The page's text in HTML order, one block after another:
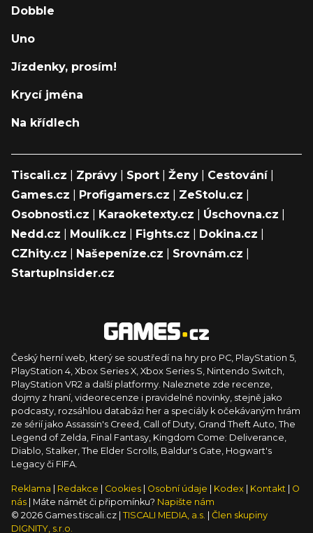
Dobble
Uno
Jízdenky, prosím!
Krycí jména
Na křídlech
Tiscali.cz Zprávy Sport Ženy Cestování|
Games.cz
Profigamers.cz ZeStolu.cz
Osobnosti.cz
Karaoketexty.cz Úschovna.cz
Nedd.cz
Moulík.cz Fights.cz Dokina.cz
CZhity.cz
Našepeníze.cz Srovnám.cz
StartupInsider.cz
Český herní web, který se soustředí na hry pro PC, PlayStation 5,
PlayStation 4, Xbox Series X, Xbox Series S, Nintendo Switch,
PlayStation VR2 a další platformy. Naleznete zde recenze,
dojmy z hraní, videorecenze i pravidelné novinky, stejně jako
podcasty, rozsáhlou databázi her a speciály k očekávaným hrám
ze sérií jako Assassin's Creed, Call of Duty, Grand Theft Auto, The
Legend of Zelda, Final Fantasy, Kingdom Come: Deliverance,
Diablo, Stalker, The Elder Scrolls, Baldur's Gate, Hogwart's
Legacy či FIFA.
Reklama Redakce Cookies Osobní údaje Kodex Kontakt
O
nás
| Máte námět či připomínku? Napište nám
© 2026 Games.tiscali.cz | TISCALI MEDIA, a.s.
Člen skupiny
DIGNITY, s.r.o.